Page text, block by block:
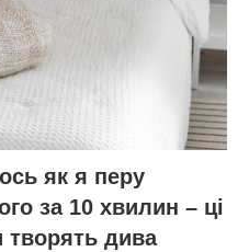
як я перу
за 10 хвилин – ці
творять дива